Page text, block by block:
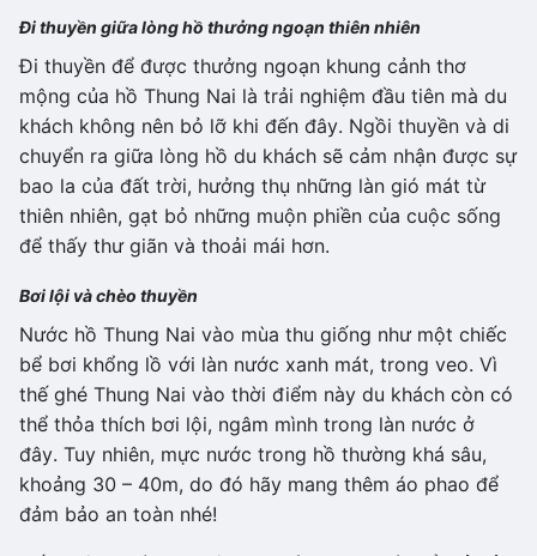
Đi thuyền giữa lòng hồ thưởng ngoạn thiên nhiên
Đi thuyền để được thưởng ngoạn khung cảnh thơ
mộng của hồ Thung Nai là trải nghiệm đầu tiên mà du
khách không nên bỏ lỡ khi đến đây. Ngồi thuyền và di
chuyển ra giữa lòng hồ du khách sẽ cảm nhận được sự
bao la của đất trời, hưởng thụ những làn gió mát từ
thiên nhiên, gạt bỏ những muộn phiền của cuộc sống
để thấy thư giãn và thoải mái hơn.
Bơi lội và chèo thuyền
Nước hồ Thung Nai vào mùa thu giống như một chiếc
bể bơi khổng lồ với làn nước xanh mát, trong veo. Vì
thế ghé Thung Nai vào thời điểm này du khách còn có
thể thỏa thích bơi lội, ngâm mình trong làn nước ở
đây. Tuy nhiên, mực nước trong hồ thường khá sâu,
khoảng 30 – 40m, do đó hãy mang thêm áo phao để
đảm bảo an toàn nhé!